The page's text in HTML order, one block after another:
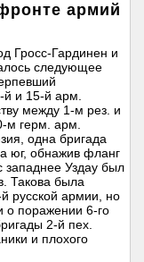
армий
Гросс-Гардинен и
следующее
й и 15-й арм.
между 1-м рез. и
м герм. арм.
одна бригада
юг, обнажив фланг
западнее Уздау был
Такова была
русской армии, но
поражении 6-го
2-й пех.
и плохого